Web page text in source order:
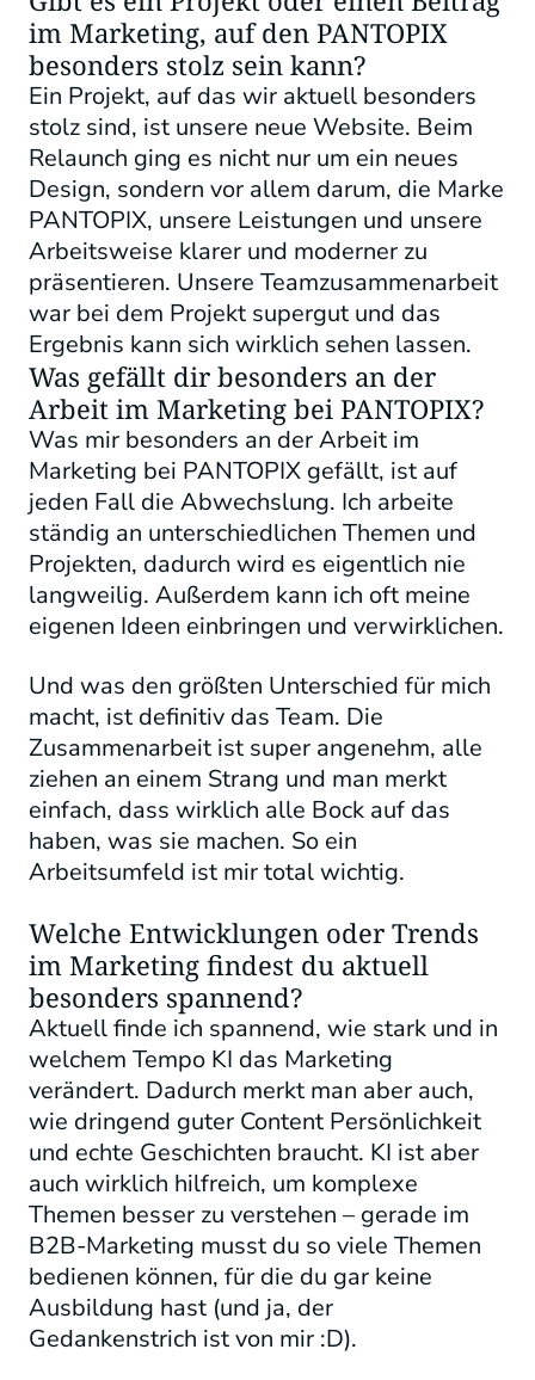
im Marketing, auf den PANTOPIX
besonders stolz sein kann?
Ein Projekt, auf das wir aktuell besonders
stolz sind, ist unsere neue Website. Beim
Relaunch ging es nicht nur um ein neues
Design, sondern vor allem darum, die Marke
PANTOPIX, unsere Leistungen und unsere
Arbeitsweise klarer und moderner zu
präsentieren. Unsere Teamzusammenarbeit
war bei dem Projekt supergut und das
Ergebnis kann sich wirklich sehen lassen.
Was gefällt dir besonders an der
Arbeit im Marketing bei PANTOPIX?
Was mir besonders an der Arbeit im
Marketing bei PANTOPIX gefällt, ist auf
jeden Fall die Abwechslung. Ich arbeite
ständig an unterschiedlichen Themen und
Projekten, dadurch wird es eigentlich nie
langweilig. Außerdem kann ich oft meine
eigenen Ideen einbringen und verwirklichen.
Und was den größten Unterschied für mich
macht, ist definitiv das Team. Die
Zusammenarbeit ist super angenehm, alle
ziehen an einem Strang und man merkt
einfach, dass wirklich alle Bock auf das
haben, was sie machen. So ein
Arbeitsumfeld ist mir total wichtig.
Welche Entwicklungen oder Trends
im Marketing findest du aktuell
besonders spannend?
Aktuell finde ich spannend, wie stark und in
welchem Tempo KI das Marketing
verändert. Dadurch merkt man aber auch,
wie dringend guter Content Persönlichkeit
und echte Geschichten braucht. KI ist aber
auch wirklich hilfreich, um komplexe
Themen besser zu verstehen – gerade im
B2B-Marketing musst du so viele Themen
bedienen können, für die du gar keine
Ausbildung hast (und ja, der
Gedankenstrich ist von mir :D).